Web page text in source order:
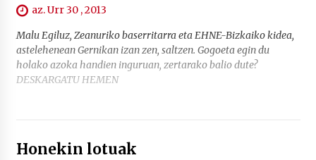
az. Urr 30 , 2013
Malu Egiluz, Zeanuriko baserritarra eta EHNE-Bizkaiko kidea,
astelehenean Gernikan izan zen, saltzen. Gogoeta egin du
holako azoka handien inguruan, zertarako balio dute?
DESKARGATU HEMEN
Honekin lotuak